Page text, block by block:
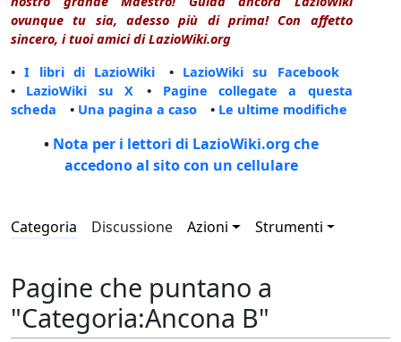
ovunque tu sia, adesso più di prima! Con affetto
sincero, i tuoi amici di LazioWiki.org
•I libri di LazioWiki • LazioWiki su Facebook
• LazioWiki su X • Pagine collegate a questa
scheda • Una pagina a caso • Le ultime modifiche
• Nota per i lettori di LazioWiki.org che
accedono al sito con un cellulare
Categoria Discussione Azioni Strumenti
Pagine che puntano a
"Categoria:Ancona B"